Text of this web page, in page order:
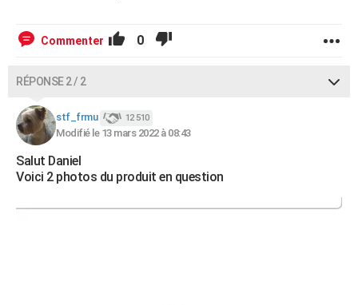
Commenter 0
RÉPONSE 2 / 2
stf_frmu 12 510
Modifié le 13 mars 2022 à 08:43
Salut Daniel
Voici 2 photos du produit en question